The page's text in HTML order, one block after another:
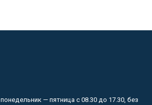
понедельник — пятница с 08.30 до 17.30, без